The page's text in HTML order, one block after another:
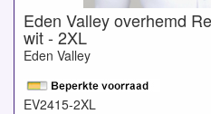
Eden Valley overhemd
wit - 2XL
Eden Valley
EV2415-2XL